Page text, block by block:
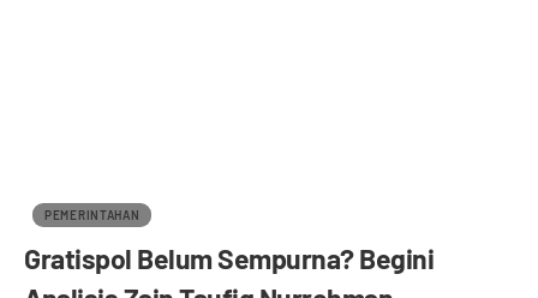
PEMERINTAHAN
Gratispol Belum Sempurna? Begini